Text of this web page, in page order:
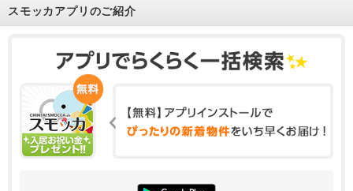
スモッカアプリのご紹介